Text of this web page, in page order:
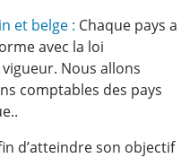
et belge : Chaque pays a
avec la loi
Nous allons
comptables des pays
d’atteindre son objectif